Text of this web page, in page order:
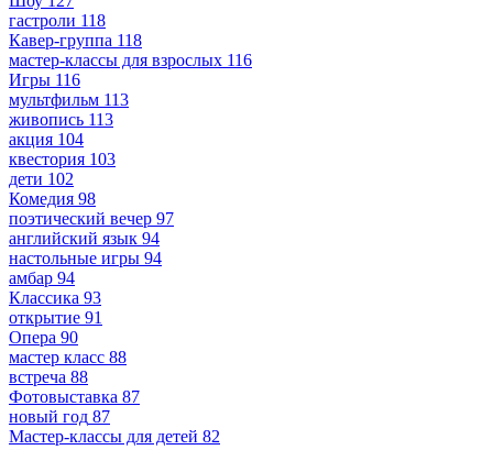
гастроли 118
Кавер-группа 118
мастер-классы для взрослых 116
Игры 116
мультфильм 113
живопись 113
акция 104
квестория 103
дети 102
Комедия 98
поэтический вечер 97
английский язык 94
настольные игры 94
амбар 94
Классика 93
открытие 91
Опера 90
мастер класс 88
встреча 88
Фотовыставка 87
новый год 87
Мастер-классы для детей 82